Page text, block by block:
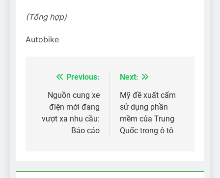
(Tổng hợp)
Autobike
Điều
hướng
bài
Previous:
Nguồn cung xe
điện mới đang
vượt xa nhu cầu:
Báo cáo
Next:
Mỹ đề xuất cấm
sử dụng phần
mềm của Trung
Quốc trong ô tô